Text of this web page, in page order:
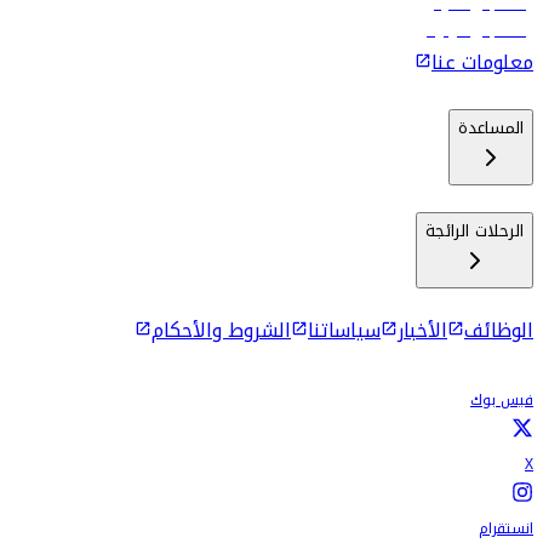
رحلات إلى كولومبو
معلومات عنا
المساعدة
الرحلات الرائجة
الوظائف الأخبار سياساتنا الشروط والأحكام
فيس بوك
X
انستقرام